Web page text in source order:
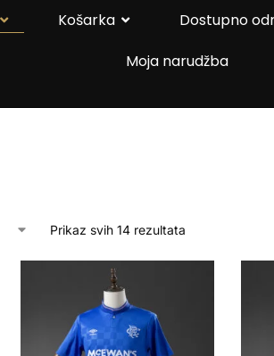
Košarka Dostupno
Moja narudžba
Prikaz svih 14 rezultata